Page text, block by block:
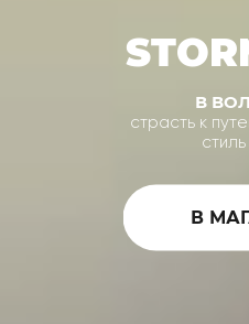
В
страсть к
В